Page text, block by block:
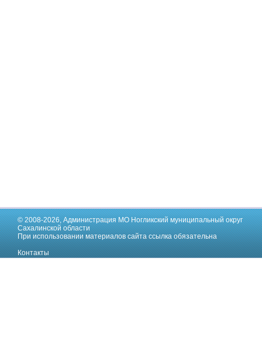
© 2008-2026,Администрация МО Ногликский муниципальный округ
Сахалинской области
При использовании материалов сайта ссылка обязательна
Контакты